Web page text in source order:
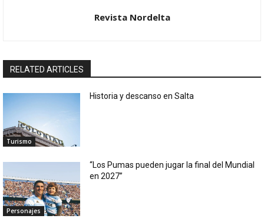
Revista Nordelta
RELATED ARTICLES
Turismo
Historia y descanso en Salta
Personajes
“Los Pumas pueden jugar la final del Mundial
en 2027”